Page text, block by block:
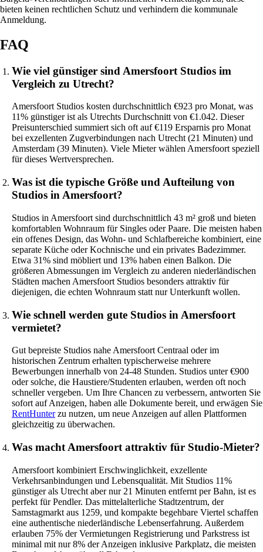
bieten keinen rechtlichen Schutz und verhindern die kommunale
Anmeldung.
FAQ
Wie viel günstiger sind Amersfoort Studios im
Vergleich zu Utrecht?
Amersfoort Studios kosten durchschnittlich €923 pro Monat, was
11% günstiger ist als Utrechts Durchschnitt von €1.042. Dieser
Preisunterschied summiert sich oft auf €119 Ersparnis pro Monat
bei exzellenten Zugverbindungen nach Utrecht (21 Minuten) und
Amsterdam (39 Minuten). Viele Mieter wählen Amersfoort speziell
für dieses Wertversprechen.
Was ist die typische Größe und Aufteilung von
Studios in Amersfoort?
Studios in Amersfoort sind durchschnittlich 43 m² groß und bieten
komfortablen Wohnraum für Singles oder Paare. Die meisten haben
ein offenes Design, das Wohn- und Schlafbereiche kombiniert, eine
separate Küche oder Kochnische und ein privates Badezimmer.
Etwa 31% sind möbliert und 13% haben einen Balkon. Die
größeren Abmessungen im Vergleich zu anderen niederländischen
Städten machen Amersfoort Studios besonders attraktiv für
diejenigen, die echten Wohnraum statt nur Unterkunft wollen.
Wie schnell werden gute Studios in Amersfoort
vermietet?
Gut bepreiste Studios nahe Amersfoort Centraal oder im
historischen Zentrum erhalten typischerweise mehrere
Bewerbungen innerhalb von 24-48 Stunden. Studios unter €900
oder solche, die Haustiere/Studenten erlauben, werden oft noch
schneller vergeben. Um Ihre Chancen zu verbessern, antworten Sie
sofort auf Anzeigen, haben alle Dokumente bereit, und erwägen Sie
RentHunterzu nutzen, um neue Anzeigen auf allen Plattformen
gleichzeitig zu überwachen.
Was macht Amersfoort attraktiv für Studio-Mieter?
Amersfoort kombiniert Erschwinglichkeit, exzellente
Verkehrsanbindungen und Lebensqualität. Mit Studios 11%
günstiger als Utrecht aber nur 21 Minuten entfernt per Bahn, ist es
perfekt für Pendler. Das mittelalterliche Stadtzentrum, der
Samstagmarkt aus 1259, und kompakte begehbare Viertel schaffen
eine authentische niederländische Lebenserfahrung. Außerdem
erlauben 75% der Vermietungen Registrierung und Parkstress ist
minimal mit nur 8% der Anzeigen inklusive Parkplatz, die meisten